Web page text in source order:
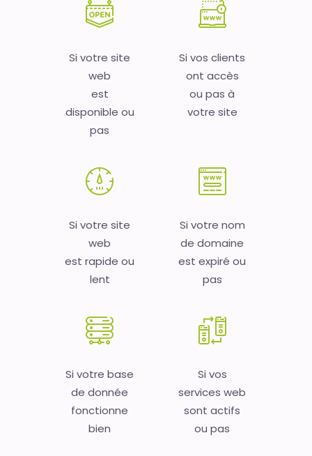
Si votre site
web
est
disponible ou
pas
Si vos clients
ont accès
ou pas à
votre site
Si votre site
web
est rapide ou
lent
Si votre nom
de domaine
est expiré ou
pas
Si votre base
de donnée
fonctionne
bien
Si vos
services web
sont actifs
ou pas